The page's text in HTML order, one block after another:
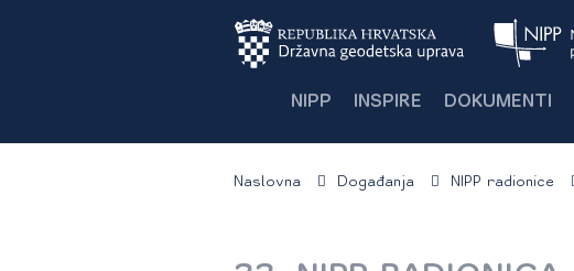
NIPP INSPIRE DOKUMENTI
Naslovna Događanja NIPP radionice